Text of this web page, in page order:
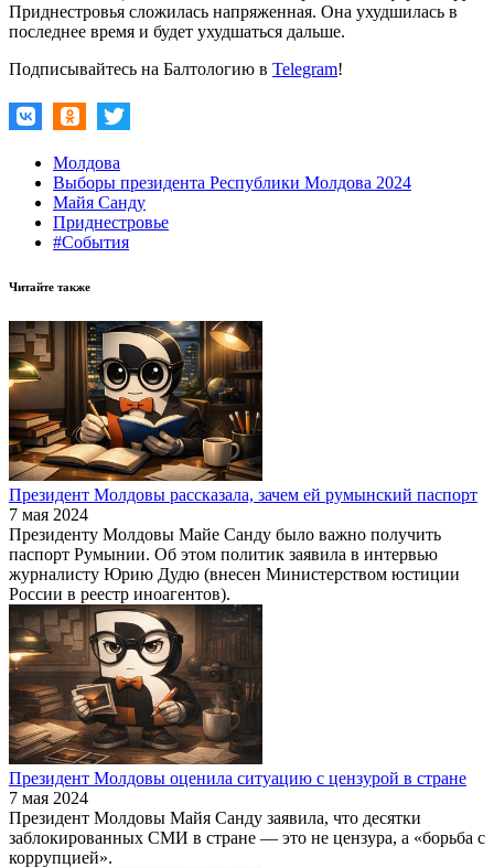
Приднестровья сложилась напряженная. Она ухудшилась в
последнее время и будет ухудшаться дальше.
Подписывайтесь на Балтологию в Telegram!
Молдова
Выборы президента Республики Молдова 2024
Майя Санду
Приднестровье
#События
Читайте также
Президент Молдовы рассказала, зачем ей румынский паспорт
7 мая 2024
Президенту Молдовы Майе Санду было важно получить
паспорт Румынии. Об этом политик заявила в интервью
журналисту Юрию Дудю (внесен Министерством юстиции
России в реестр иноагентов).
Президент Молдовы оценила ситуацию с цензурой в стране
7 мая 2024
Президент Молдовы Майя Санду заявила, что десятки
заблокированных СМИ в стране — это не цензура, а «борьба с
коррупцией».